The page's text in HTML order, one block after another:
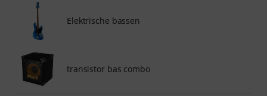
Elektrische bassen
transistor bas combo